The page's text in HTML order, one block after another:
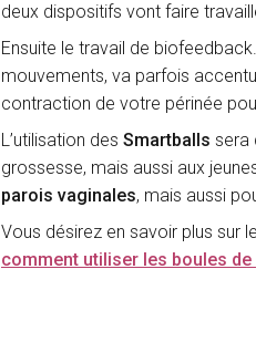
deux dispositifs vont faire
Ensuite le travail de
mouvements, va parfois
contraction de votre périnée
L’utilisation des Smartballs sera
grossesse, mais aussi aux
parois vaginales, mais aussi
Vous désirez en savoir plus sur
comment utiliser les boules de